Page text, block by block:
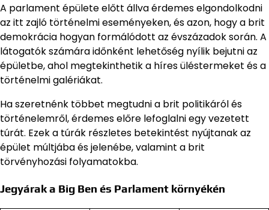
A parlament épülete előtt állva érdemes elgondolkodni
az itt zajló történelmi eseményeken, és azon, hogy a brit
demokrácia hogyan formálódott az évszázadok során. A
látogatók számára időnként lehetőség nyílik bejutni az
épületbe, ahol megtekinthetik a híres üléstermeket és a
történelmi galériákat.
Ha szeretnénk többet megtudni a brit politikáról és
történelemről, érdemes előre lefoglalni egy vezetett
túrát. Ezek a túrák részletes betekintést nyújtanak az
épület múltjába és jelenébe, valamint a brit
törvényhozási folyamatokba.
Jegyárak a Big Ben és Parlament környékén